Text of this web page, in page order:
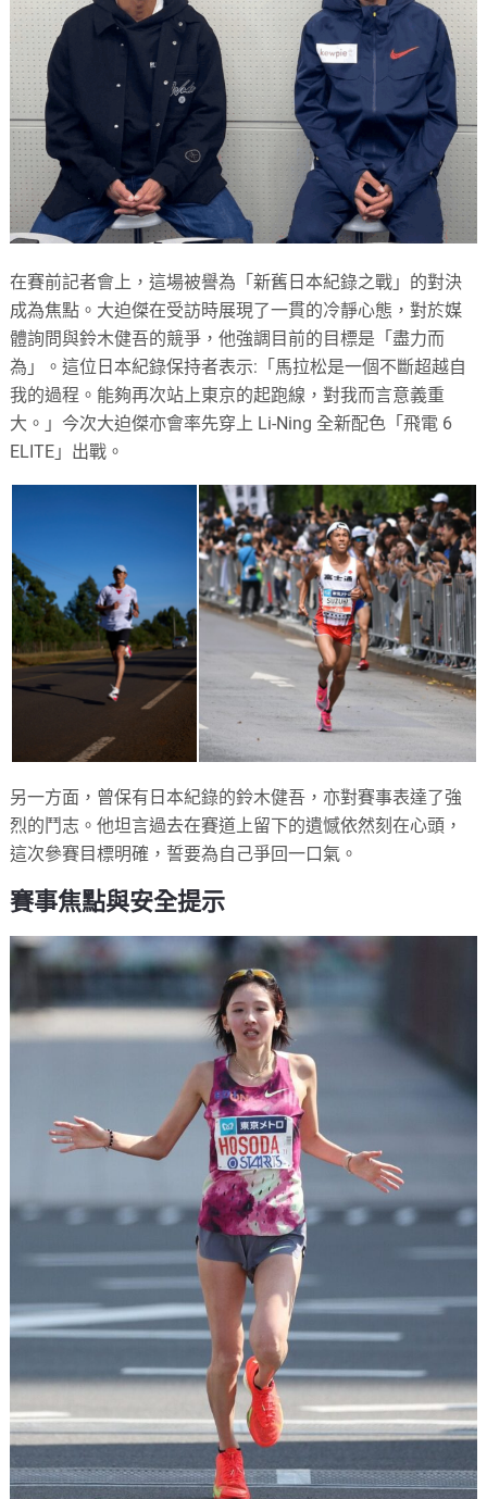
在賽前記者會上，這場被譽為「新舊日本紀錄之戰」的對決
成為焦點。大迫傑在受訪時展現了一貫的冷靜心態，對於媒
體詢問與鈴木健吾的競爭，他強調目前的目標是「盡力而
為」。這位日本紀錄保持者表示:「馬拉松是一個不斷超越自
我的過程。能夠再次站上東京的起跑線，對我而言意義重
大。」今次大迫傑亦會率先穿上 Li-Ning 全新配色「飛電 6
ELITE」出戰。
另一方面，曾保有日本紀錄的鈴木健吾，亦對賽事表達了強
烈的鬥志。他坦言過去在賽道上留下的遺憾依然刻在心頭，
這次參賽目標明確，誓要為自己爭回一口氣。
賽事焦點與安全提示